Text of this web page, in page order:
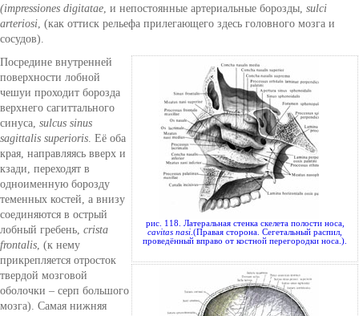
(impressiones digitatae, и непостоянные артериальные борозды, sulci
arteriosi, (как оттиск рельефа прилегающего здесь головного мозга и
сосудов).
рис. 118. Латеральная стенка скелета полости носа,
cavitas nasi .(Правая сторона. Сегетальный распил,
проведённый вправо от костной перегородки носа.).
Посредине внутренней
поверхности лобной
чешуи проходит борозда
верхнего сагиттального
синуса, sulcus sinus
sagittalis superioris. Её оба
края, направляясь вверх и
кзади, переходят в
одноименную борозду
теменных костей, а внизу
соединяются в острый
лобный гребень, crista
frontalis, (к нему
прикрепляется отросток
твердой мозговой
оболочки – серп большого
мозга). Самая нижняя